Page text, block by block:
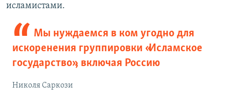
исламистами.
Мы нуждаемся в ком угодно для
искоренения группировки «Исламское
государство», включая Россию
Николя Саркози